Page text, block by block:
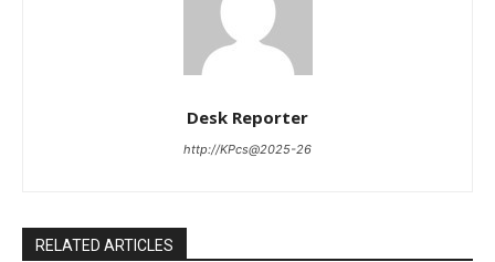
Desk Reporter
http://KPcs@2025-26
RELATED ARTICLES